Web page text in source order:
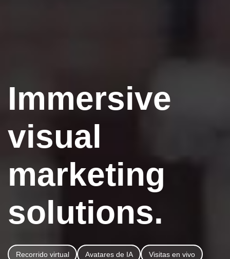
Immersive
visual
marketing
solutions.
Recorrido virtual Avatares de IA Visitas en vivo